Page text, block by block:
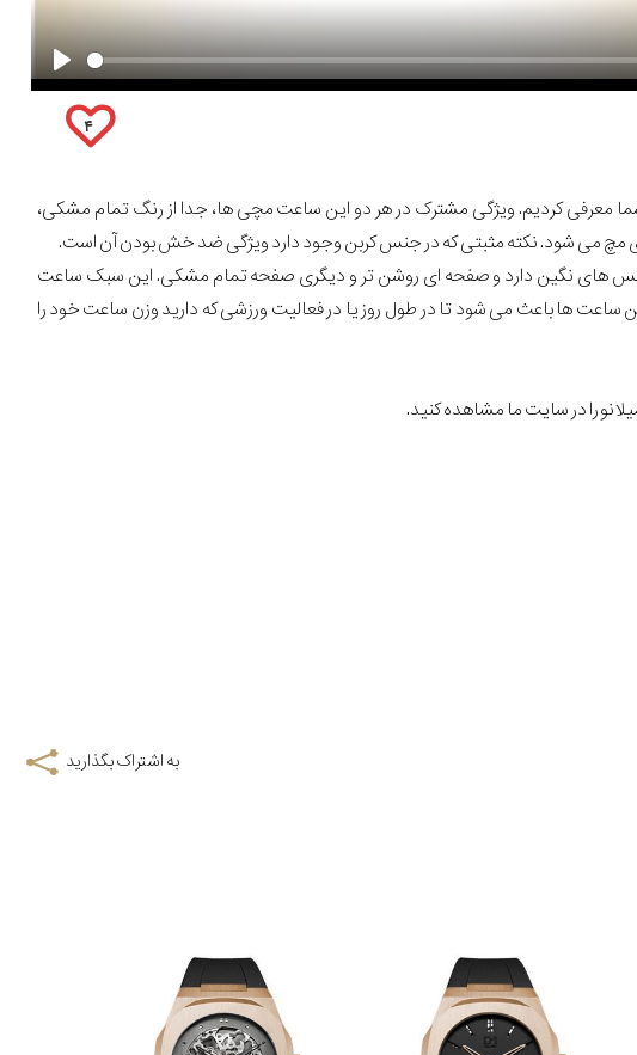
۴
را به شما معرفی کردیم. ویژگی مشترک در هر دو این ساعت مچی ها، جدا از رنگ تمام مشکی،
مچ می شود. نکته مثبتی که در جنس کربن وجود دارد ویژگی ضد خش بودن آن است.
های نگین دارد و صفحه ای روشن تر و دیگری صفحه تمام مشکی. این سبک ساعت
ها باعث می شود تا در طول روز یا در فعالیت ورزشی که دارید وزن ساعت خود را
را در سایت ما مشاهده کنید.
به اشتراک بگذارید